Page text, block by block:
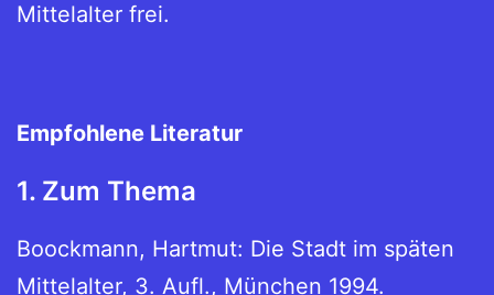
Mittelalter frei.
Empfohlene Literatur
1. Zum Thema
Boockmann, Hartmut: Die Stadt im späten
Mittelalter, 3. Aufl., München 1994.